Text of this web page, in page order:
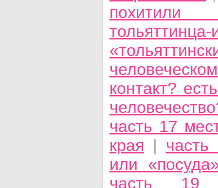
контакт?
часть 17
края
|
или
часть 19